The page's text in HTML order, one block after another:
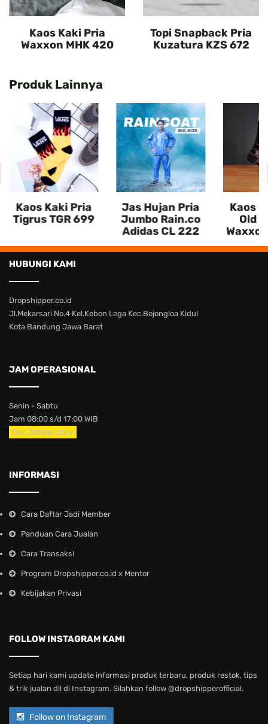
Kaos Kaki Pria
Waxxon MHK 420
Topi Snapback Pria
Kuzatura KZS 672
Produk Lainnya
Kaos Kaki Pria
Tigrus TGR 699
Jas Hujan Pria
Jumbo Rain.co
Adidas CL 222
Kaos
Old
HUBUNGI KAMI
Dropshipper.co.id
Jl.Mekarsari No.4 Kel.Kebon Lega Kec.Bojongloa Kidul
Kota Bandung Jawa Barat
JAM OPERASIONAL
Senin - Sabtu
Jam 08:00 s/d 17:00 WIB
Cek Jadwal Libur
INFORMASI
Cara Daftar Jadi Member
Panduan Cara Jualan
Cara Transaksi
Program Dropshipper.co.id x Mentor
Kebijakan Privasi
FOLLOW INSTAGRAM KAMI
Setiap hari kami update informasi produk terbaru, produk restok, tips
& trik jualan dll di Instagram. Silahkan follow @dropshipperofficial.
Follow on Instagram